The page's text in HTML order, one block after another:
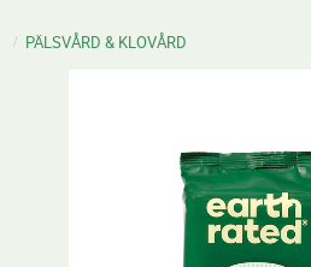
PÄLSVÅRD & KLOVÅRD